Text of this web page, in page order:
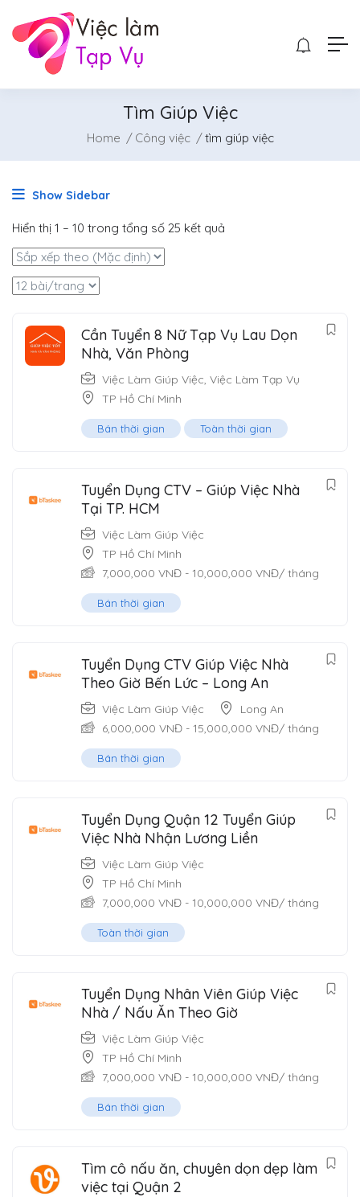
Tìm Giúp Việc
Home Công việc tìm giúp việc
Show Sidebar
Hiển thị 1 – 10 trong tổng số 25 kết quả
Cần Tuyển 8 Nữ Tạp Vụ Lau Dọn
Nhà, Văn Phòng
Việc Làm Giúp Việc, Việc Làm Tạp Vụ
TP Hồ Chí Minh
Bán thời gian Toàn thời gian
Tuyển Dụng CTV – Giúp Việc Nhà
Tại TP. HCM
Việc Làm Giúp Việc
TP Hồ Chí Minh
7,000,000 VNĐ - 10,000,000 VNĐ/ tháng
Bán thời gian
Tuyển Dụng CTV Giúp Việc Nhà
Theo Giờ Bến Lức – Long An
Việc Làm Giúp Việc
Long An
6,000,000 VNĐ - 15,000,000 VNĐ/ tháng
Bán thời gian
Tuyển Dụng Quận 12 Tuyển Giúp
Việc Nhà Nhận Lương Liền
Việc Làm Giúp Việc
TP Hồ Chí Minh
7,000,000 VNĐ - 10,000,000 VNĐ/ tháng
Toàn thời gian
Tuyển Dụng Nhân Viên Giúp Việc
Nhà / Nấu Ăn Theo Giờ
Việc Làm Giúp Việc
TP Hồ Chí Minh
7,000,000 VNĐ - 10,000,000 VNĐ/ tháng
Bán thời gian
Tìm cô nấu ăn, chuyên dọn dẹp làm
việc tại Quận 2